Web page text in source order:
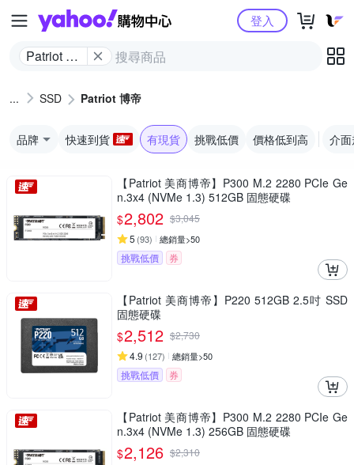
Yahoo購物中心
Patriot 博
登入
SSD Patriot 博帝
品牌 快速到貨 有現貨 挑戰低價 價格低到高 介
【Patriot 美商博帝】P300 M.2 2280 PCIe Ge
n.3x4 (NVMe 1.3) 512GB 固態硬碟
$2,802 $3,045
5 (93) 總銷量>50
挑戰低價 券
【Patriot 美商博帝】P220 512GB 2.5吋 SSD
固態硬碟
$2,512 $2,730
4.9 (127) 總銷量>50
挑戰低價 券
【Patriot 美商博帝】P300 M.2 2280 PCIe Ge
n.3x4 (NVMe 1.3) 256GB 固態硬碟
$2,126 $2,310